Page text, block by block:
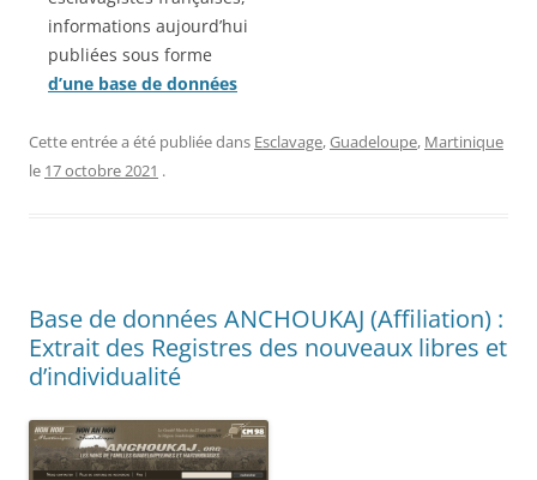
informations aujourd’hui
publiées sous forme
d’une base de données
Cette entrée a été publiée dans Esclavage,Guadeloupe, Martinique
le 17 octobre 2021 .
Base de données ANCHOUKAJ (Affiliation) :
Extrait des Registres des nouveaux libres et
d’individualité